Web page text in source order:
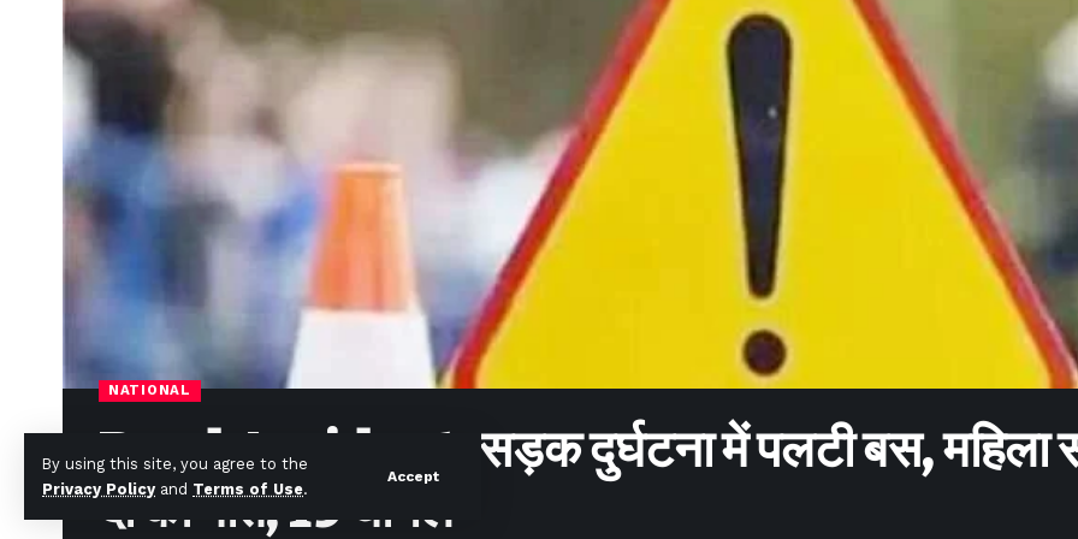
By using this site, you agree to the
Privacy Policy and Terms of Use.
Accept
NATIONAL
Road Accident: सड़क दुर्घटना में पलटी बस, महिला
दो की मौत, 19 घायल